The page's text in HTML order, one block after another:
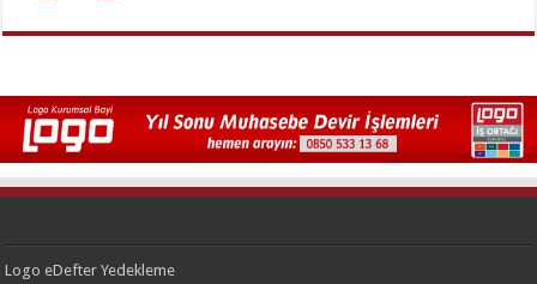
Logo eDefter Yedekleme